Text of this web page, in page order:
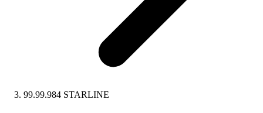
99.99.984 STARLINE